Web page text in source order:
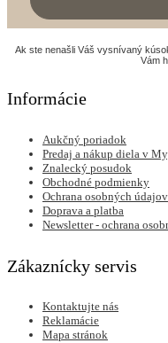
Ak ste nenašli Váš vysnívaný
Vám
Informácie
Aukčný poriadok
Predaj a nákup diela v
Znalecký posudok
Obchodné podmienky
Ochrana osobných údajov
Doprava a platba
Newsletter - ochrana
Zákaznícky servis
Kontaktujte nás
Reklamácie
Mapa stránok